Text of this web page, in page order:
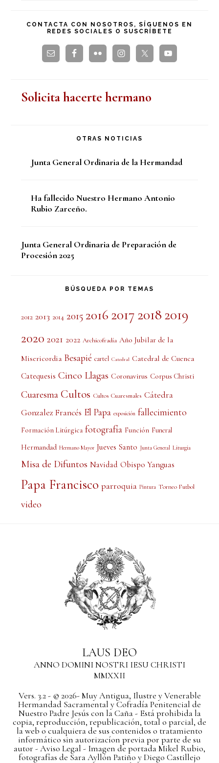
esta
CONTACTA CON NOSOTROS, SÍGUENOS EN
REDES SOCIALES O SUSCRÍBETE
Solicita hacerte hermano
OTRAS NOTICIAS
Junta General Ordinaria de la Hermandad
Ha fallecido Nuestro Hermano Antonio
Rubio Zarceño.
Junta General Ordinaria de Preparación de
Procesión 2025
BÚSQUEDA POR TEMAS
2012 2013 2014 2015 2016 2017 2018 2019
2020 2021 2022 Archicofradía Año Jubilar de la
Misericordia Besapié cartel Catedral Catedral de Cuenca
Catequesis Cinco Llagas Coronavirus Corpus Christi
Cuaresma Cultos Cultos Cuaresmales Cátedra
Gonzalez Francés El Papa exposición fallecimiento
Formación Litúrgica fotografía Función Funeral
Hermandad Hermano Mayor Jueves Santo Junta General Liturgia
Misa de Difuntos Navidad Obispo Yanguas
Papa Francisco parroquia Pintura Torneo Futbol
video
LAUS DEO
ANNO DOMINI NOSTRI IESU CHRISTI
MMXXII
Vers. 3.2 - © 2026- Muy Antigua, Ilustre y Venerable
Hermandad Sacramental y Cofradía Penitencial de
Nuestro Padre Jesús con la Caña - Está prohibida la
copia, reproducción, republicación, total o parcial, de
la web o cualquiera de sus contenidos o tratamiento
informático sin autorizacíon previa por parte de su
autor - Aviso Legal - Imagen de portada Mikel Rubio,
fotografías de Sara Ayllón Patiño y Diego Castillejo